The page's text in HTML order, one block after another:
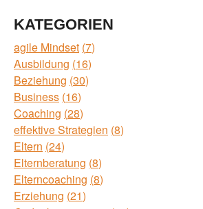
KATEGORIEN
agile Mindset 7
Ausbildung 16
Beziehung 30
Business 16
Coaching 28
effektive Strategien 8
Eltern 24
Elternberatung 8
Elterncoaching 8
Erziehung 21